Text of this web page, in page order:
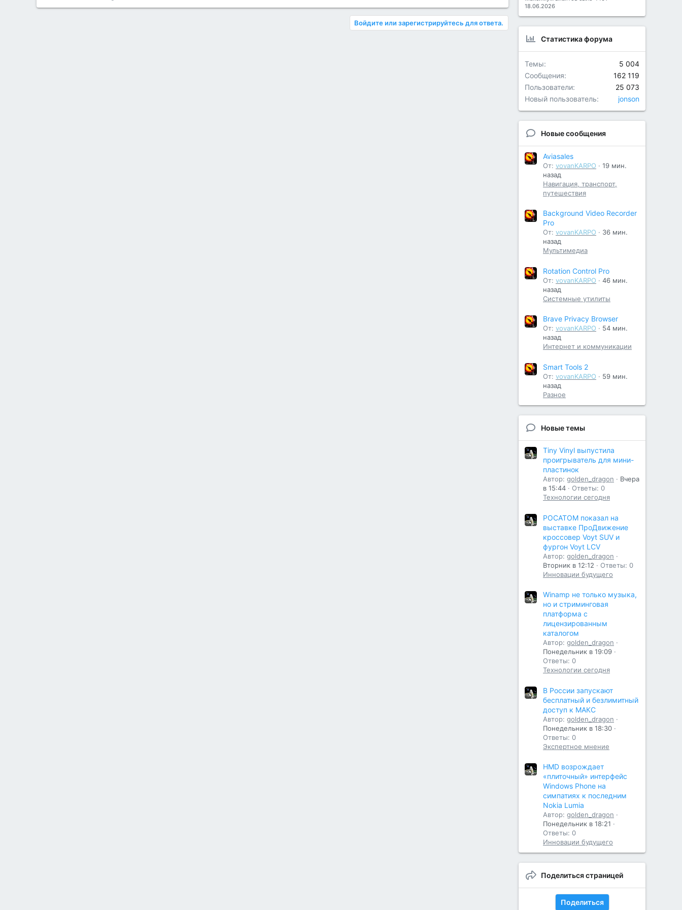
Войдите или зарегистрируйтесь для ответа.
18.06.2026
Статистика форума
Темы
5 004
Сообщения
162 119
Пользователи
25 073
Новый пользователь
jonson
Новые сообщения
Aviasales
От: vovanKARPO
19 мин.
назад
Навигация, транспорт,
путешествия
Background Video Recorder
Pro
От: vovanKARPO
36 мин.
назад
Мультимедиа
Rotation Control Pro
От: vovanKARPO
46 мин.
назад
Системные утилиты
Brave Privacy Browser
От: vovanKARPO
54 мин.
назад
Интернет и коммуникации
Smart Tools 2
От: vovanKARPO
59 мин.
назад
Разное
Новые темы
Tiny Vinyl выпустила
проигрыватель для мини-
пластинок
Автор: golden_dragon
Вчера
в 15:44
Ответы: 0
Технологии сегодня
РОСАТОМ показал на
выставке ПроДвижение
кроссовер Voyt SUV и
фургон Voyt LCV
Автор: golden_dragon
Вторник в 12:12
Ответы: 0
Инновации будущего
Winamp не только музыка,
но и стриминговая
платформа с
лицензированным
каталогом
Автор: golden_dragon
Понедельник в 19:09
Ответы: 0
Технологии сегодня
В России запускают
бесплатный и безлимитный
доступ к МАКС
Автор: golden_dragon
Понедельник в 18:30
Ответы: 0
Экспертное мнение
HMD возрождает
«плиточный» интерфейс
Windows Phone на
симпатиях к последним
Nokia Lumia
Автор: golden_dragon
Понедельник в 18:21
Ответы: 0
Инновации будущего
Поделиться страницей